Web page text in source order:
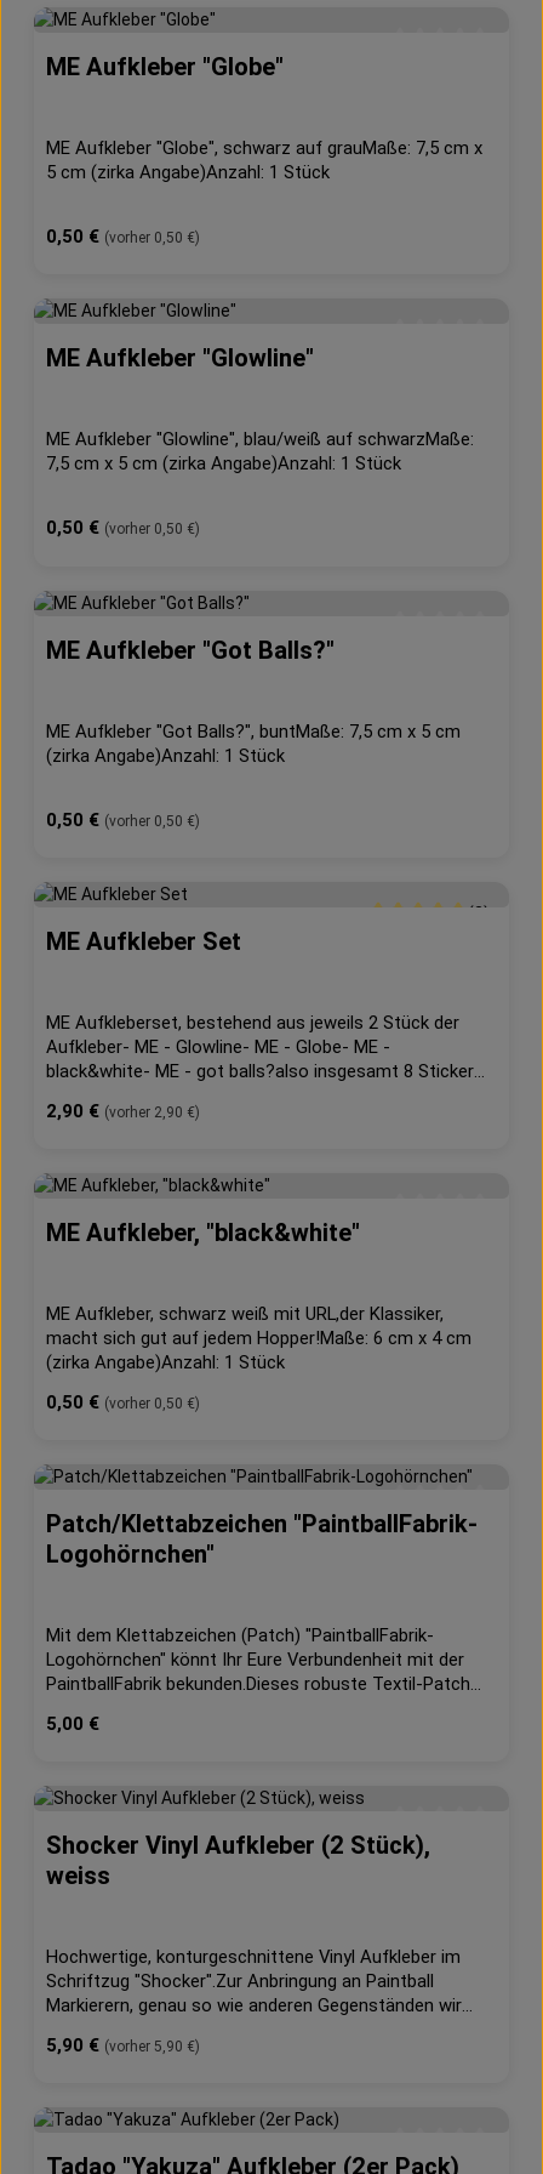
Augencover und Backcap 4) Vinyl Aufkleber am
Bindung verbessert werden, was die Haltbarkeit des
Aufkleber auf dem Markierer bleibt.
ME Aufkleber "Globe"
ME Aufkleber "Globe", schwarz auf grauMaße: 7,5 cm x
5 cm (zirka Angabe)Anzahl: 1 Stück
Regulärer Preis:
0,50 € (vorher 0,50 €)
ME Aufkleber "Glowline"
ME Aufkleber "Glowline", blau/weiß auf schwarzMaße:
7,5 cm x 5 cm (zirka Angabe)Anzahl: 1 Stück
Regulärer Preis:
0,50 € (vorher 0,50 €)
ME Aufkleber "Got Balls?"
ME Aufkleber "Got Balls?", buntMaße: 7,5 cm x 5 cm
(zirka Angabe)Anzahl: 1 Stück
Regulärer Preis:
0,50 € (vorher 0,50 €)
(2)
ME Aufkleber Set
ME Aufkleberset, bestehend aus jeweils 2 Stück der
Aufkleber- ME - Glowline- ME - Globe- ME -
black&white- ME - got balls?also insgesamt 8 Sticker
alle Gelegenheiten!
Regulärer Preis:
2,90 € (vorher 2,90 €)
ME Aufkleber, "black&white"
ME Aufkleber, schwarz weiß mit URL,der Klassiker,
macht sich gut auf jedem Hopper!Maße: 6 cm x 4 cm
(zirka Angabe)Anzahl: 1 Stück
Regulärer Preis:
0,50 € (vorher 0,50 €)
Durchschnittliche
Patch/Klettabzeichen "PaintballFabrik-
Logohörnchen"
Mit dem Klettabzeichen (Patch) "PaintballFabrik-
Logohörnchen" könnt Ihr Eure Verbundenheit mit der
PaintballFabrik bekunden.Dieses robuste Textil-Patch
benötigt eine vorhandene Klettfläche.Maße: ca. 7 cm x
Regulärer Preis:
5,00 €
Durchschnittliche
Shocker Vinyl Aufkleber (2 Stück),
weiss
Hochwertige, konturgeschnittene Vinyl Aufkleber im
Schriftzug "Shocker".Zur Anbringung an Paintball
Markierern, genau so wie anderen Gegenständen wir
der Luxe sind in den Bildern zu finden.Maße circa: 9,5 cm
des Markierer im Paintball, kann der Aufkleber nur als
temporär bezeichnet werden, er wird nicht permanent
halten. Je sorgfältiger er angebracht wird, desto länger
Regulärer Preis:
5,90 € (vorher 5,90 €)
Durchschnittliche
Tadao "Yakuza" Aufkleber (2er Pack)